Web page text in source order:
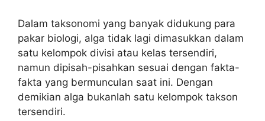
Dalam taksonomi yang banyak didukung para
pakar biologi, alga tidak lagi dimasukkan dalam
satu kelompok divisi atau kelas tersendiri,
namun dipisah-pisahkan sesuai dengan fakta-
fakta yang bermunculan saat ini. Dengan
demikian alga bukanlah satu kelompok takson
tersendiri.